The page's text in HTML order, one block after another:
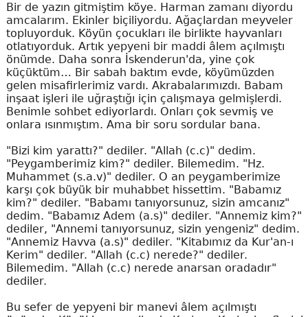
Bir de yazın gitmiştim köye. Harman zamanı diyordu
amcalarım. Ekinler biçiliyordu. Ağaçlardan meyveler
topluyorduk. Köyün çocukları ile birlikte hayvanları
otlatıyorduk. Artık yepyeni bir maddi âlem açılmıştı
önümde. Daha sonra İskenderun'da, yine çok
küçüktüm… Bir sabah baktım evde, köyümüzden
gelen misafirlerimiz vardı. Akrabalarımızdı. Babam
inşaat işleri ile uğraştığı için çalışmaya gelmişlerdi.
Benimle sohbet ediyorlardı. Onları çok sevmiş ve
onlara ısınmıştım. Ama bir soru sordular bana.
"Bizi kim yarattı?" dediler. "Allah (c.c)" dedim.
"Peygamberimiz kim?" dediler. Bilemedim. "Hz.
Muhammet (s.a.v)" dediler. O an peygamberimize
karşı çok büyük bir muhabbet hissettim. "Babamız
kim?" dediler. "Babamı tanıyorsunuz, sizin amcanız"
dedim. "Babamız Adem (a.s)" dediler. "Annemiz kim?"
dediler, "Annemi tanıyorsunuz, sizin yengeniz" dedim.
"Annemiz Havva (a.s)" dediler. "Kitabımız da Kur'an-ı
Kerim" dediler. "Allah (c.c) nerede?" dediler.
Bilemedim. "Allah (c.c) nerede anarsan oradadır"
dediler.
Bu sefer de yepyeni bir manevi âlem açılmıştı